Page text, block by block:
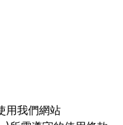
用我們網站